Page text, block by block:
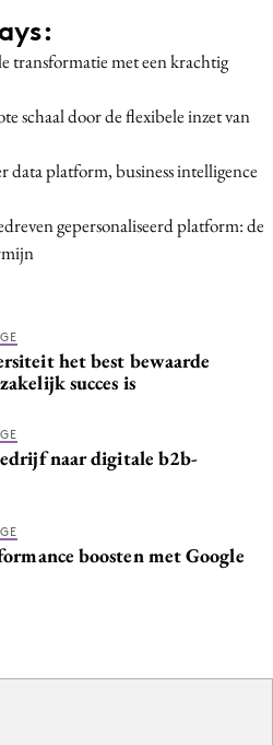
transformatie met een krachtig
schaal door de flexibele inzet van
data platform, business intelligence
gepersonaliseerd platform: de
het best bewaarde
succes is
naar digitale b2b-
boosten met Google